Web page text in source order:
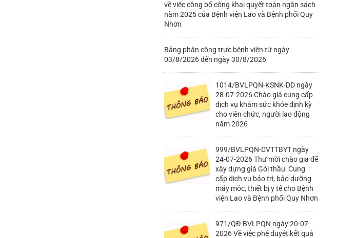
về việc công bố công khai quyết toán ngân sách
năm 2025 của Bệnh viện Lao và Bệnh phổi Quy
Nhơn
Bảng phân công trực bệnh viện từ ngày
03/8/2026 đến ngày 30/8/2026
1014/BVLPQN-KSNK-DD ngày
28-07-2026 Chào giá cung cấp
dịch vụ khám sức khỏe định kỳ
cho viên chức, người lao động
năm 2026
999/BVLPQN-DVTTBYT ngày
24-07-2026 Thư mời chào gia để
xây dựng giá Gói thầu: Cung
cấp dịch vụ bảo trì, bảo dưỡng
máy móc, thiết bị y tế cho Bệnh
viện Lao và Bệnh phổi Quy Nhơn
971/QĐ-BVLPQN ngày 20-07-
2026 Về việc phê duyệt kết quả